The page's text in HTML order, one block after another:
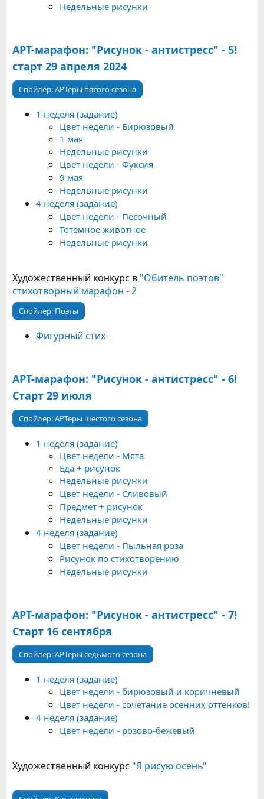
Недельные рисунки
АРТ-марафон: "Рисунок - антистресс" - 5!
старт 29 апреля 2024
Спойлер:АРТеры пятого сезона
1 неделя (задание)
Цвет недели - Бирюзовый
1 мая
Недельные рисунки
Цвет недели - Фуксия
9 мая
Недельные рисунки
4 неделя (задание)
Цвет недели - Песочный
Тотемное животное
Недельные рисунки
Художественный конкурс в "Обитель поэтов"
стихотворный марафон - 2
Спойлер: Поэты
Фигурный стих
АРТ-марафон: "Рисунок - антистресс" - 6!
Старт 29 июля
Спойлер:АРТеры шестого сезона
1 неделя (задание)
Цвет недели - Мята
Еда + рисунок
Недельные рисунки
Цвет недели - Сливовый
Предмет + рисунок
Недельные рисунки
4 неделя (задание)
Цвет недели - Пыльная роза
Рисунок по стихотворению
Недельные рисунки
АРТ-марафон: "Рисунок - антистресс" - 7!
Старт 16 сентября
Спойлер:АРТеры седьмого сезона
1 неделя (задание)
Цвет недели - бирюзовый и коричневый
Цвет недели - сочетание осенних оттенков!
4 неделя (задание)
Цвет недели - розово-бежевый
Художественный конкурс "Я рисую осень"